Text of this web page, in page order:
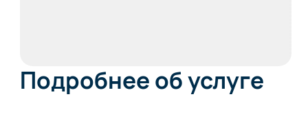
Подробнее об услуге